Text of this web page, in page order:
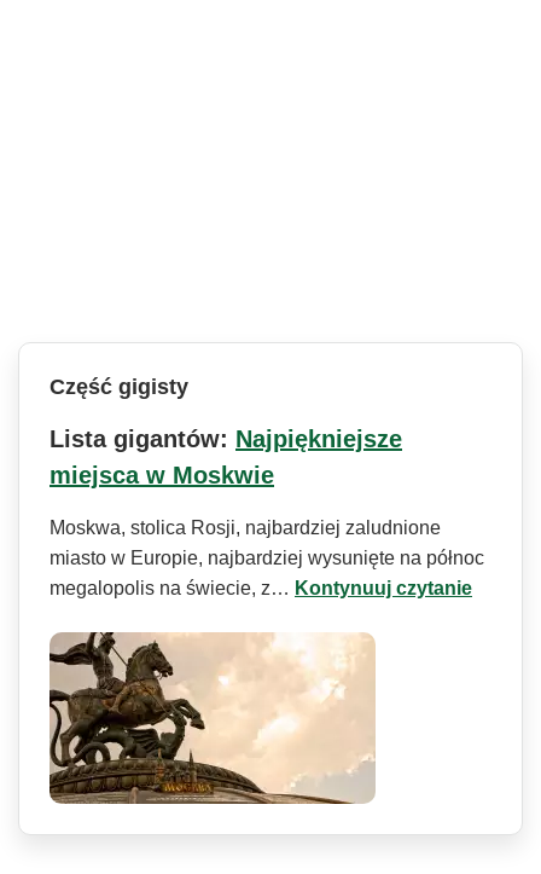
Część gigisty
Lista gigantów: Najpiękniejsze
miejsca w Moskwie
Moskwa, stolica Rosji, najbardziej zaludnione
miasto w Europie, najbardziej wysunięte na północ
megalopolis na świecie, z… Kontynuuj czytanie